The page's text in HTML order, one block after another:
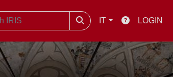
IT LOGIN